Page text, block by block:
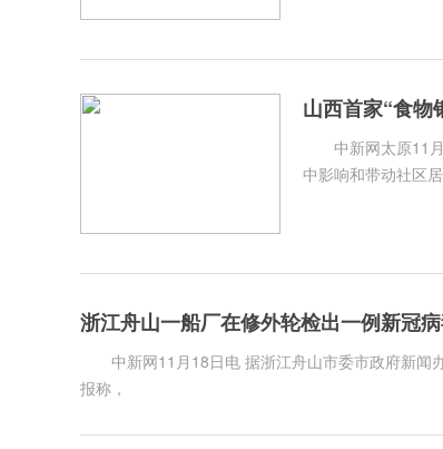
山西首家“食物
中新网太原11月
中影响和带动社区
浙江舟山一船厂在修外轮检出一例新冠
中新网11月18日电 据浙江舟山市委市政府新闻
报称，